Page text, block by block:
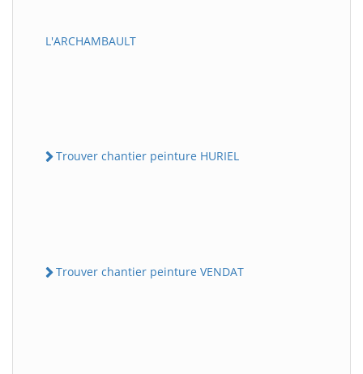
L'ARCHAMBAULT
Trouver chantier peinture HURIEL
Trouver chantier peinture VENDAT